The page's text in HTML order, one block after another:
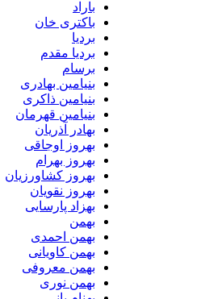
باکتری خان
بردیا مقدم
بنیامین بهادری
بنیامین ذاکری
بنیامین قهرمان
بهادر آذریان
بهروز اوجاقی
بهروز بهرام
بهروز کشاورزیان
بهروز نقویان
بهزاد پارسایی
بهمن احمدی
بهمن کاویانی
بهمن معروفی
بهمن نوری